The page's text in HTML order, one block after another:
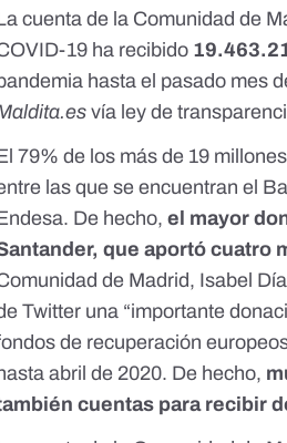
cuenta de la Comunidad de
19 ha recibido
hasta el pasado mes
vía ley de
79% de los más de 19
las que se encuentran el
De hecho, el mayor
que aportó cuatro
de Madrid, Isabel
Twitter una “importante
de recuperación
abril de 2020. De hecho,
cuentas para recibir